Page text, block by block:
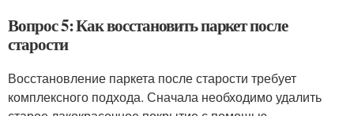
Вопрос 5: Как восстановить паркет после
старости
Восстановление паркета после старости требует
комплексного подхода. Сначала необходимо удалить